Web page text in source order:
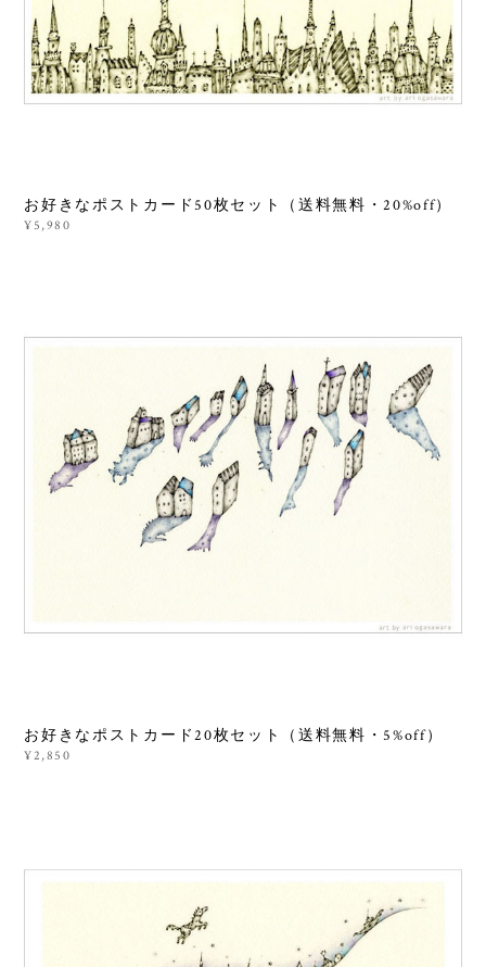
お好きなポストカード50枚セット（送料無料・20%off）
¥5,980
お好きなポストカード20枚セット（送料無料・5%off）
¥2,850